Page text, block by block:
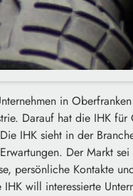
in
Darauf hat die IHK
IHK sieht in der
Der Markt
persönliche Kontakte
IHK will interessierte